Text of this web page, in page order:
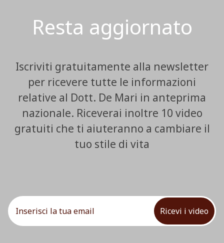
Resta aggiornato
Iscriviti gratuitamente alla newsletter
per ricevere tutte le informazioni
relative al Dott. De Mari in anteprima
nazionale. Riceverai inoltre 10 video
gratuiti che ti aiuteranno a cambiare il
tuo stile di vita
Ricevi i video